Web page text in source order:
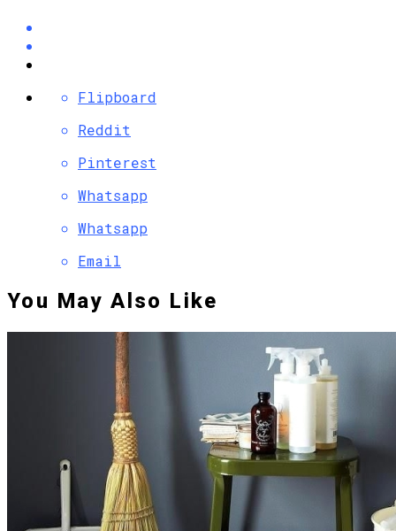
Flipboard
Reddit
Pinterest
Whatsapp
Whatsapp
Email
You May Also Like